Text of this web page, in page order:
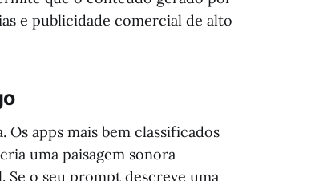
e publicidade comercial de alto
Os apps mais bem classificados
uma paisagem sonora
Se o seu prompt descreve uma